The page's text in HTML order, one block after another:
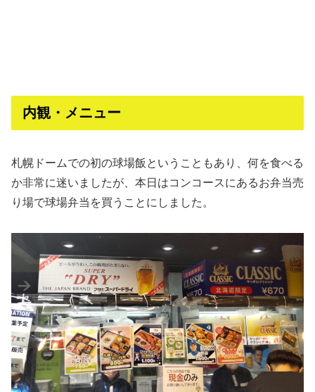
内観・メニュー
札幌ドームでの初の球場飯ということもあり、何を食べる
か非常に迷いましたが、本日はコンコースにあるお弁当売
り場で球場弁当を買うことにしました。